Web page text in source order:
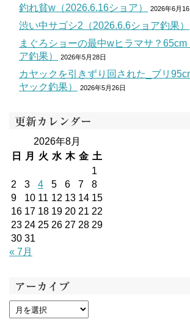
釣れ貧w（2026.6.16ショア） 2026年6月16
渋い中サゴシ2（2026.6.6ショア釣果）
まぐろショーの最中wヒラマサ？65cm
ア釣果）
2026年5月28日
カヤックを引きずり回された_ブリ
ヤック釣果）
2026年5月26日
更新カレンダー
2026年8月
日
月 火 水 木 金 土
1
2
3 4 5 6 7
8
9
10 11 12 13 14 15
16 17 18 19 20 21 22
23 24 25 26 27 28 29
30 31
« 7月
アーカイブ